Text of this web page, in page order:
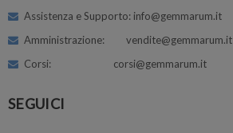
Assistenza e Supporto: info@gemmarum.it
Amministrazione: vendite@gemmarum.it
Corsi: corsi@gemmarum.it
SEGUICI